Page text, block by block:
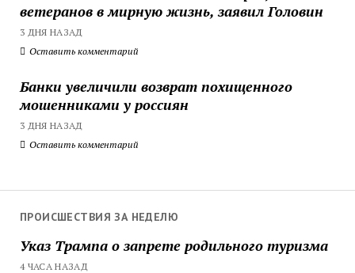
ветеранов в мирную жизнь, заявил Головин
3 ДНЯ НАЗАД
Оставить комментарий
Банки увеличили возврат похищенного
мошенниками у россиян
3 ДНЯ НАЗАД
Оставить комментарий
ПРОИСШЕСТВИЯ ЗА НЕДЕЛЮ
Указ Трампа о запрете родильного туризма
4 ЧАСА НАЗАД